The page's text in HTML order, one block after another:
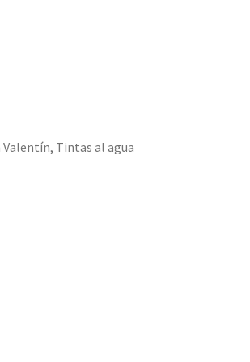
Valentín, Tintas al agua